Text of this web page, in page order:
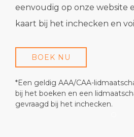
eenvoudig op onze website
kaart bij het inchecken en
BOEK NU
*Een geldig AAA/CAA-
bij het boeken en een
gevraagd bij het inchecken.